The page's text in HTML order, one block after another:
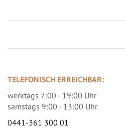
TELEFONISCH ERREICHBAR:
werktags 7:00 - 19:00 Uhr
samstags 9:00 - 13:00 Uhr
0441-361 300 01